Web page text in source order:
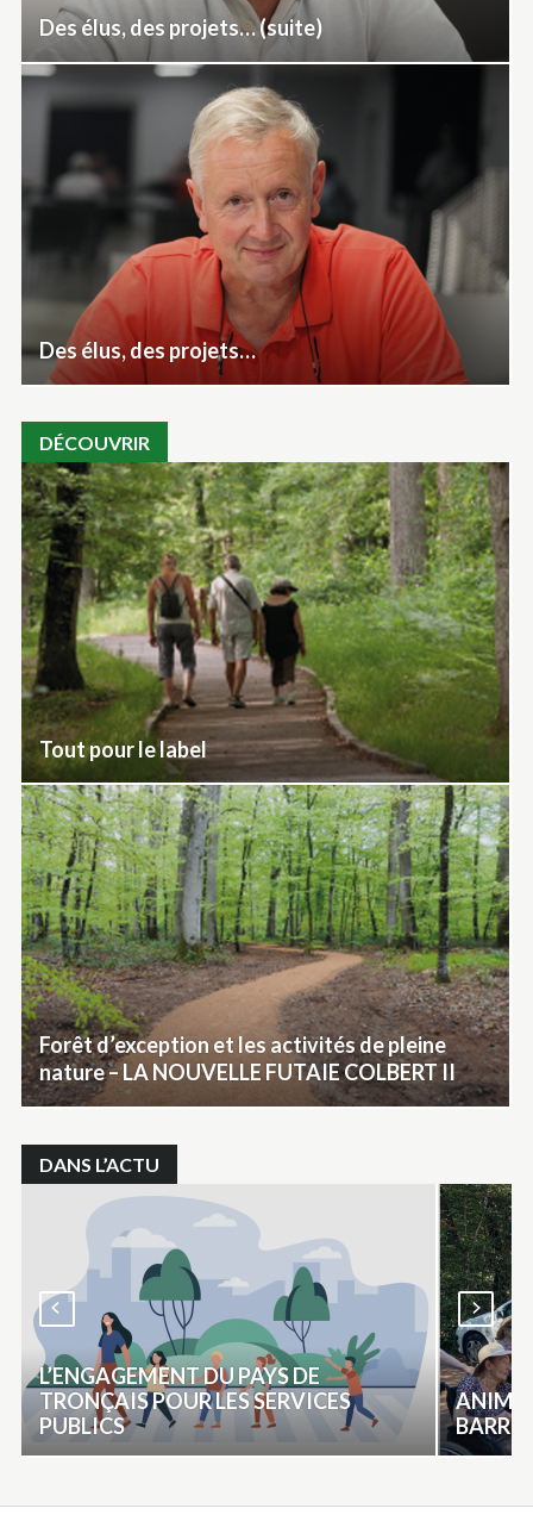
Des élus, des projets… (suite)
Des élus, des projets…
DÉCOUVRIR
Tout pour le label
Forêt d’exception et les activités de pleine
nature – LA NOUVELLE FUTAIE COLBERT II
DANS L’ACTU
L’ENGAGEMENT DU PAYS DE
TRONÇAIS POUR LES SERVICES
PUBLICS